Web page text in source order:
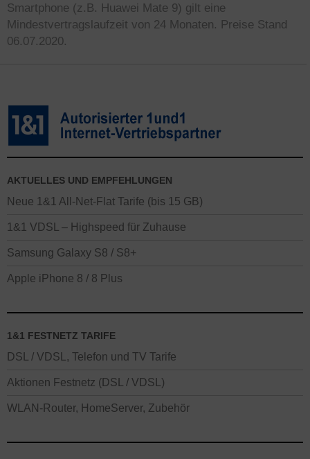
Smartphone (z.B. Huawei Mate 9) gilt eine
Mindestvertragslaufzeit von 24 Monaten. Preise Stand
06.07.2020.
AKTUELLES UND EMPFEHLUNGEN
Neue 1&1 All-Net-Flat Tarife (bis 15 GB)
1&1 VDSL – Highspeed für Zuhause
Samsung Galaxy S8 / S8+
Apple iPhone 8 / 8 Plus
1&1 FESTNETZ TARIFE
DSL / VDSL, Telefon und TV Tarife
Aktionen Festnetz (DSL / VDSL)
WLAN-Router, HomeServer, Zubehör